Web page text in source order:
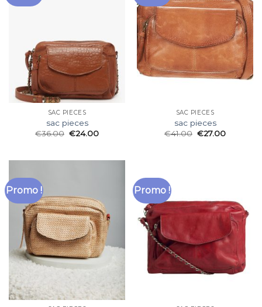
SAC PIECES
sac pieces
€36.00 €24.00
SAC PIECES
sac pieces
€41.00 €27.00
Promo ! Promo !